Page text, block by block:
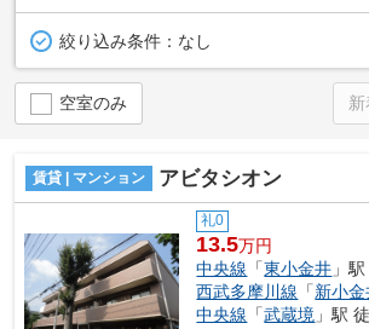
絞り込み条件： なし
空室のみ
賃貸 | マンション アビタシオン
礼0
13.5万円
中央線 「東小金井 」
西武多摩川線 「新小金
中央線 「武蔵境 」駅